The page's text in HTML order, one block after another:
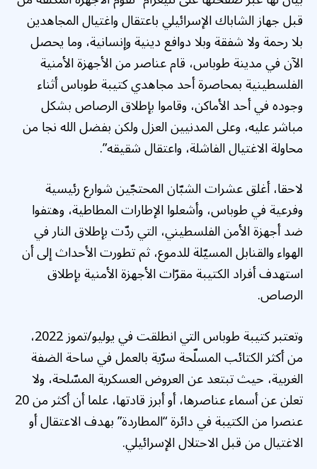
قبل جهاز الشاباك الإسرائيلي باعتقال واغتيال المجاهدين
بلا رحمة ولا شفقة وبلا دوافع دينية وإنسانية، وما يحصل
الآن في مدينة طوباس، قام عناصر من الأجهزة الأمنية
الفلسطينية بمحاصرة أحد مجاهدي كتيبة طوباس أثناء
وجوده في أحد الأماكن، وقاموا بإطلاق الرصاص بشكل
مباشر عليه، وعلى المدنيين العزل ولكن بفضل الله نجا من
محاولة الاغتيال الفاشلة، واعتقال شقيقه”.
لاحقا، أغلق عشرات الشبّان المحتجّين شوارع رئيسية
وفرعية في طوباس، وأشعلوا الإطارات المطاطية، وهتفوا
ضد أجهزة الأمن الفلسطيني، التي ردّت بإطلاق النار في
الهواء والقنابل المسيّلة للدموع، ثم تطورت الأحداث إلى أن
استهدف أفراد الكتيبة مقرّات الأجهزة الأمنية بإطلاق
الرصاص.
وتعتبر كتيبة طوباس التي انطلقت في يوليو/تموز 2022،
من أكثر الكتائب المسلّحة سرّية بالعمل في ساحة الضفة
الغربية، حيث تبتعد عن العروض العسكرية المسّلحة، ولا
تعلن عن أسماء عناصرها، أو أبرز قادتها، علما أن أكثر من 20
عنصرا من الكتيبة في دائرة “المطاردة” بهدف الاعتقال أو
الاغتيال من قبل الاحتلال الإسرائيلي.